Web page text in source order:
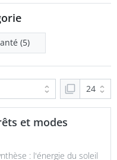
(5)
et modes
: l'énergie du soleil